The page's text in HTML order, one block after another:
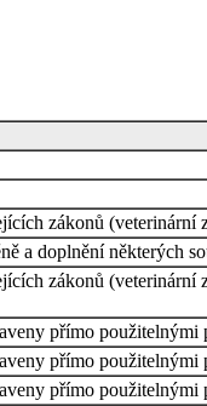
zákonů
a doplnění některých
zákonů
přímo
přímo
přímo